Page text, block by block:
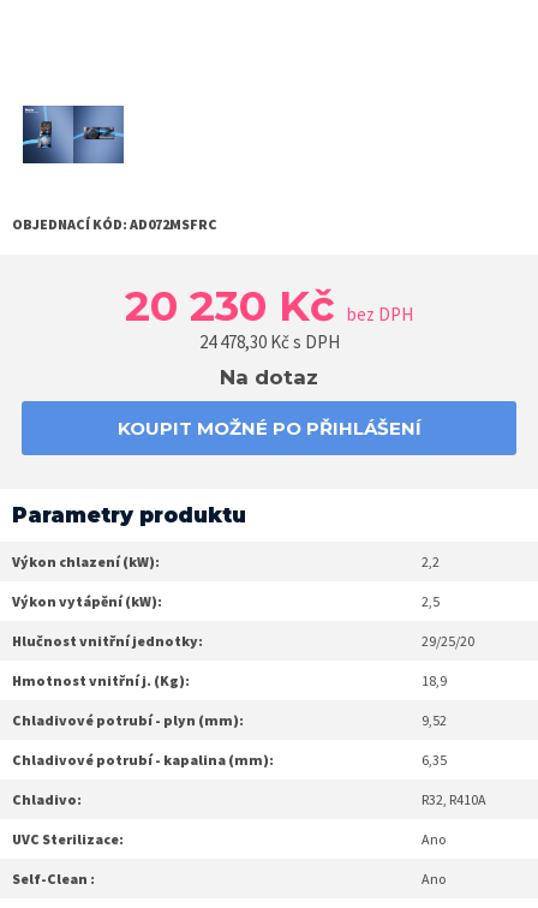
OBJEDNACÍ KÓD: AD072MSFRC
20 230 Kč bez DPH
24 478,30Kč s DPH
Na dotaz
KOUPIT MOŽNÉ PO PŘIHLÁŠENÍ
Parametry produktu
Výkon chlazení (kW): 2,2
Výkon vytápění (kW): 2,5
Hlučnost vnitřní jednotky: 29/25/20
Hmotnost vnitřní j. (Kg): 18,9
Chladivové potrubí - plyn (mm): 9,52
Chladivové potrubí - kapalina (mm): 6,35
Chladivo: R32, R410A
UVC Sterilizace: Ano
Self-Clean : Ano